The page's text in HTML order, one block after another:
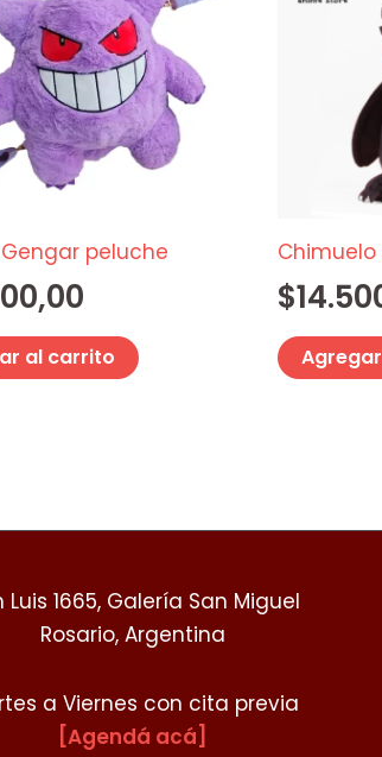
peluche
al carrito
$
Luis 1665, Galería San Miguel
Rosario, Argentina
a Viernes con cita previa
[Agendá acá]